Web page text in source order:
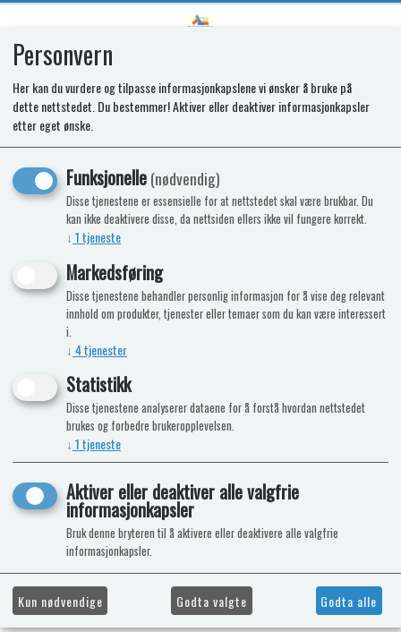
SR COMPRESSOR CONTROL
MODULE TCU001
Personvern
Her kan du vurdere og tilpasse informasjonkapslene vi ønsker å bruke på
dette nettstedet. Du bestemmer! Aktiver eller deaktiver informasjonkapsler
etter eget ønske.
Funksjonelle(nødvendig)
Disse tjenestene er essensielle for at nettstedet skal være brukbar. Du
kan ikke deaktivere disse, da nettsiden ellers ikke vil fungere korrekt.
↓ 1tjeneste
Markedsføring
Disse tjenestene behandler personlig informasjon for å vise deg relevant
innhold om produkter, tjenester eller temaer som du kan være interessert
i.
↓ 4tjenester
Statistikk
Disse tjenestene analyserer dataene for å forstå hvordan nettstedet
brukes og forbedre brukeropplevelsen.
↓ 1tjeneste
Aktiver eller deaktiver alle valgfrie
informasjonkapsler
Bruk denne bryteren til å aktivere eller deaktivere alle valgfrie
informasjonkapsler.
Kun nødvendige Godta valgte Godta alle